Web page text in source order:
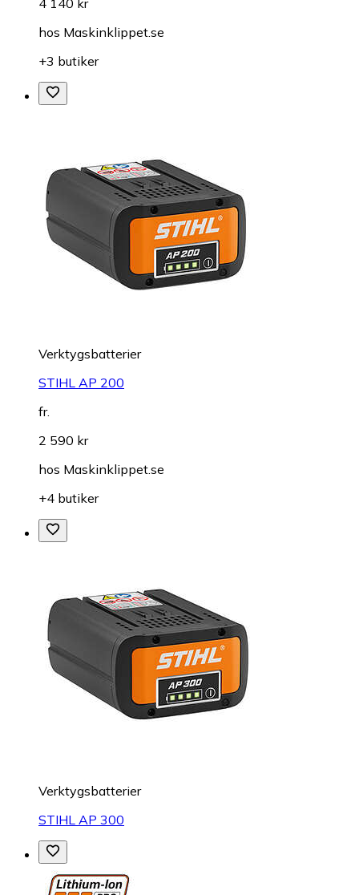
hos Maskinklippet.se
+3 butiker
Verktygsbatterier
STIHL AP 200
fr.
2 590 kr
hos Maskinklippet.se
+4 butiker
Verktygsbatterier
STIHL AP 300